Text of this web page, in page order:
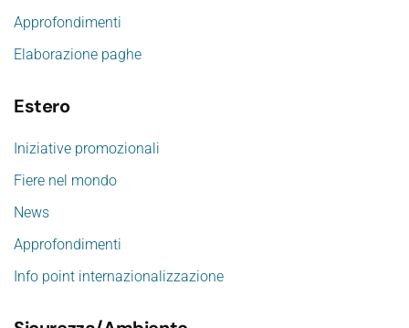
Approfondimenti
Elaborazione paghe
Estero
Iniziative promozionali
Fiere nel mondo
News
Approfondimenti
Info point internazionalizzazione